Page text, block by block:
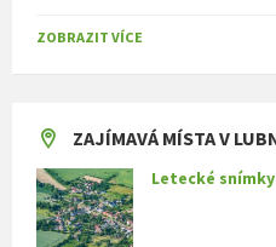
ZOBRAZIT VÍCE
ZAJÍMAVÁ MÍSTA V
Letecké